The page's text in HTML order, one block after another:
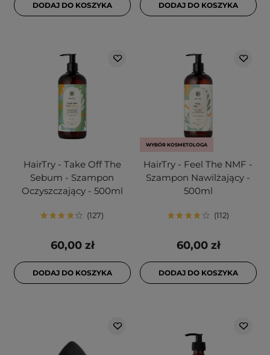
DODAJ DO KOSZYKA DODAJ DO KOSZYKA
HairTry - Take Off The
Sebum - Szampon
Oczyszczający - 500ml
127
60,00 zł
DODAJ DO KOSZYKA
WYBÓR KOSMETOLOGA
HairTry - Feel The NMF -
Szampon Nawilżający -
500ml
112
60,00 zł
DODAJ DO KOSZYKA